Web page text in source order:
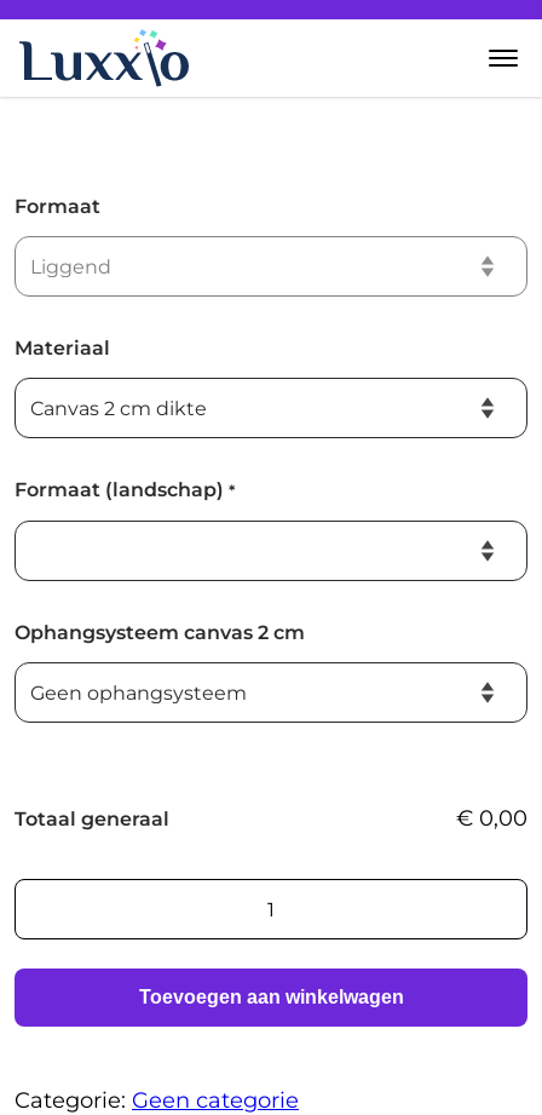
Wanddecoratie
Zelf creëren
Over Luxxio
Contact
Formaat
Materiaal
Formaat (landschap) *
Ophangsysteem canvas 2 cm
Totaal generaal € 0,00
AI
foto
Toevoegen aan winkelwagen
Categorie: Geen categorie